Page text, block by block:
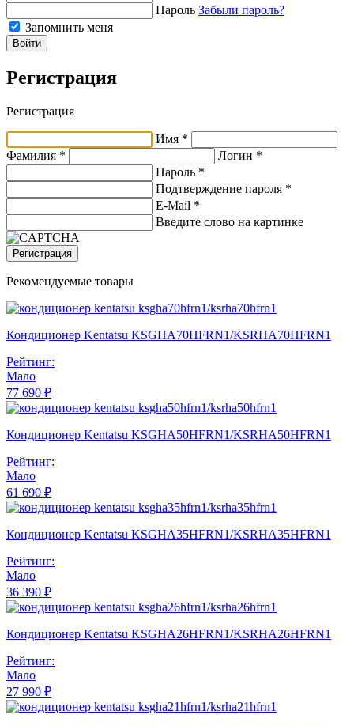
Пароль Забыли пароль?
Запомнить меня
Войти
Регистрация
Регистрация
Имя *
Фамилия *
Логин *
Пароль *
Подтверждение пароля *
E-Mail *
Введите слово на картинке
Регистрация
Рекомендуемые товары
Кондиционер Kentatsu KSGHA70HFRN1/KSRHA70HFRN1
Рейтинг:
Мало
77 690 ₽
Кондиционер Kentatsu KSGHA50HFRN1/KSRHA50HFRN1
Рейтинг:
Мало
61 690 ₽
Кондиционер Kentatsu KSGHA35HFRN1/KSRHA35HFRN1
Рейтинг:
Мало
36 390 ₽
Кондиционер Kentatsu KSGHA26HFRN1/KSRHA26HFRN1
Рейтинг:
Мало
27 990 ₽